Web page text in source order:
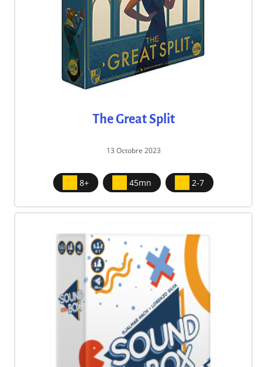
The Great Split
13 Octobre 2023
8+ 45mn 2-7